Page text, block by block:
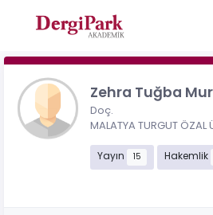
Zehra Tuğba
Doç.
MALATYA TURGUT ÖZAL
Yayın 15 Hakemlik